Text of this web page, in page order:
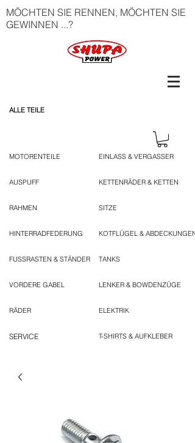
MÖCHTEN SIE RENNEN, MÖCHTEN SIE
GEWINNEN ...?
ALLE TEILE
MOTORENTEILE
AUSPUFF
RAHMEN
HINTERRADFEDERUNG
FUSSRASTEN & STÄNDER
VORDERE GABEL
RÄDER
SERVICE
EINLASS & VERGASSER
KETTENRÄDER & KETTEN
SITZE
KOTFLÜGEL & ABDECKUNGEN
TANKS
LENKER & BOWDENZÜGE
ELEKTRIK
T-SHIRTS & AUFKLEBER